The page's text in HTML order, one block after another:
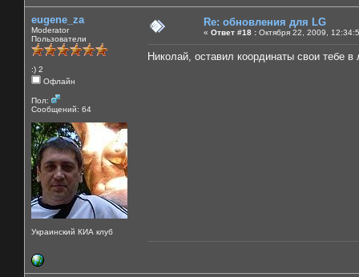
eugene_za
Moderator
Пользователи
:) 2
Офлайн
Пол:
Сообщений: 64
Украинский КИА клуб
Re: обновления для LG
« Ответ #18 : Октября 22, 2009,
Николай, оставил координаты свои тебе в